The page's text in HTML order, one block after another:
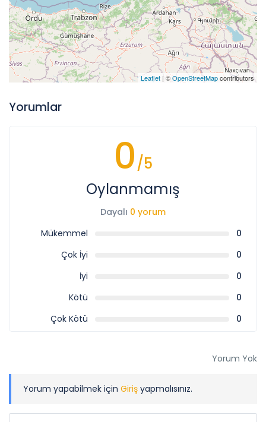
Leaflet | ©OpenStreetMapcontributors
Yorumlar
0/5
Oylanmamış
Dayalı 0 yorum
Mükemmel
0
Çok İyi
0
İyi
0
Kötü
0
Çok Kötü
0
Yorum Yok
Yorum yapabilmek için Giriş yapmalısınız.